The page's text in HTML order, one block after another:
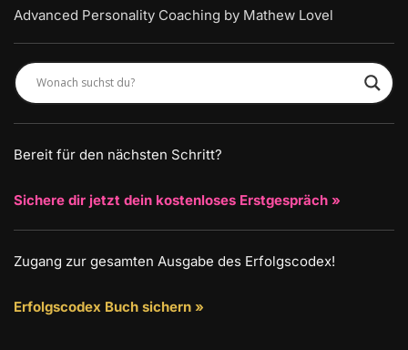
Advanced Personality Coaching by Mathew Lovel
Bereit für den nächsten Schritt?
Sichere dir jetzt dein kostenloses Erstgespräch »
Zugang zur gesamten Ausgabe des Erfolgscodex!
Erfolgscodex Buch sichern »